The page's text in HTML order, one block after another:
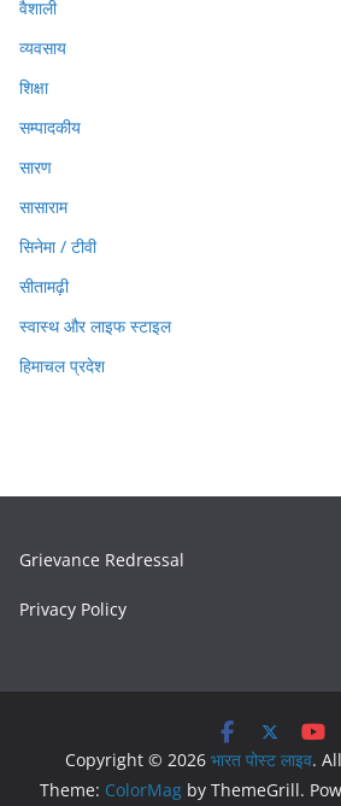
वैशाली
व्यवसाय
शिक्षा
सम्पादकीय
सारण
सासाराम
सिनेमा / टीवी
सीतामढ़ी
स्वास्थ और लाइफ स्टाइल
हिमाचल प्रदेश
Grievance Redressal
Privacy Policy
Copyright © 2026 भारत पोस्ट लाइव.
Theme: ColorMag by ThemeGrill.